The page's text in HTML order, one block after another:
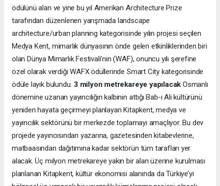
ödülünü alan ve yine bu yıl Amerikan Architecture Prize
tarafından düzenlenen yarışmada landscape
architecture/urban planning kategorisinde yılın projesi seçilen
Medya Kent, mimarlık dünyasının önde gelen etkinliklerinden biri
olan Dünya Mimarlık Festivali’nin (WAF), onuncu yılı şerefine
özel olarak verdiği WAFX ödüllerinde Smart City kategorisinde
ödüle layık bulundu. 3 milyon metrekareye yapılacak Osmanlı
dönemine uzanan yayıncılığın kalbinin attığı Bab-ı Ali kültürünü
yeniden hayata geçirmeyi planlayan Kitapkent, medya ve
yayıncılık sektörünü bir merkezde toplamayı amaçlıyor. Bu dev
projede yayıncısından yazarına, gazetesinden kitabevlerine,
matbaasından dağıtımına kadar sektörün tüm tarafları yer
alacak. Üç milyon metrekareye yakın bir alan üzerine kurulması
planlanan Kitapkent, kültür ekonomisi alanında da Türkiye’yi